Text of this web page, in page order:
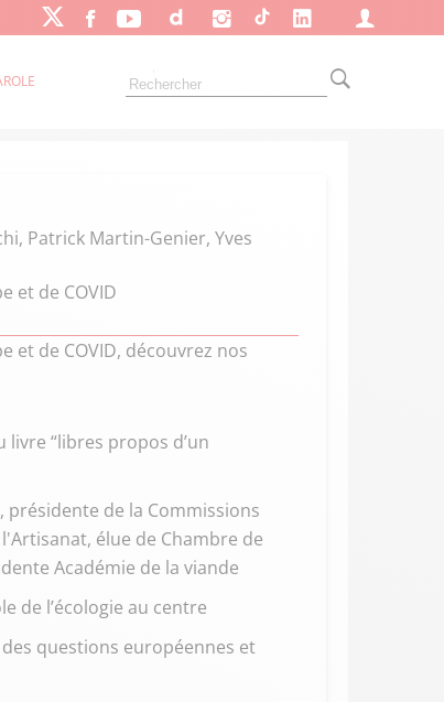
Patrick Martin-Genier, Yves
et de COVID
et de COVID, découvrez nos
“libres propos d’un
présidente de la Commissions
élue de Chambre de
Académie de la viande
de l’écologie au centre
questions européennes et